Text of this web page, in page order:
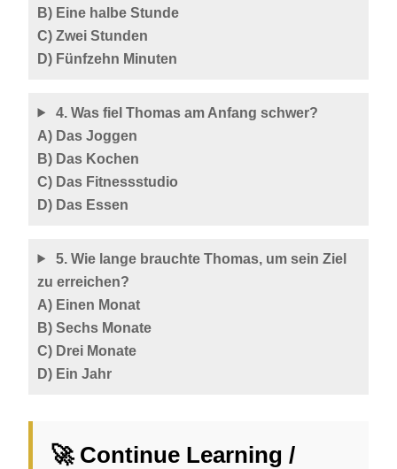
B) Eine halbe Stunde
C) Zwei Stunden
D) Fünfzehn Minuten
4. Was fiel Thomas am Anfang schwer?
A) Das Joggen
B) Das Kochen
C) Das Fitnessstudio
D) Das Essen
5. Wie lange brauchte Thomas, um sein Ziel
zu erreichen?
A) Einen Monat
B) Sechs Monate
C) Drei Monate
D) Ein Jahr
🚀 Continue Learning /